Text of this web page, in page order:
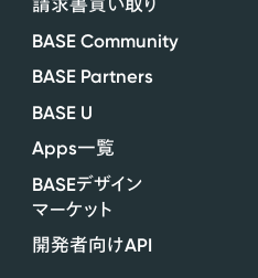
請求書買い取り
BASE Community
BASE Partners
BASE U
Apps一覧
BASEデザイン
マーケット
開発者向けAPI